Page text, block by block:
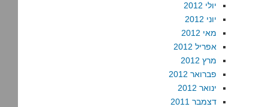
יולי 2012
יוני 2012
מאי 2012
אפריל 2012
מרץ 2012
פברואר 2012
ינואר 2012
דצמבר 2011